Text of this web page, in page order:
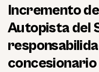
Incremento
Autopista del
concesionario